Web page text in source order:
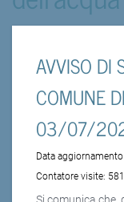
AVVISO DI
COMUNE
03/07/
Data
Contatore visite: